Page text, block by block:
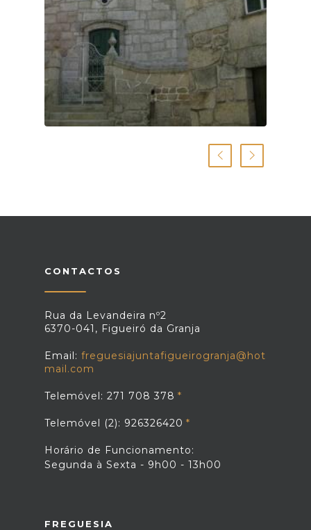
CONTACTOS
Rua da Levandeira nº2
6370-041, Figueiró da Granja
Email: freguesiajuntafigueirogranja@hot
mail.com
Telemóvel: 271 708 378
Telemóvel (2): 926326420
Horário de Funcionamento:
Segunda à Sexta - 9h00 - 13h00
FREGUESIA